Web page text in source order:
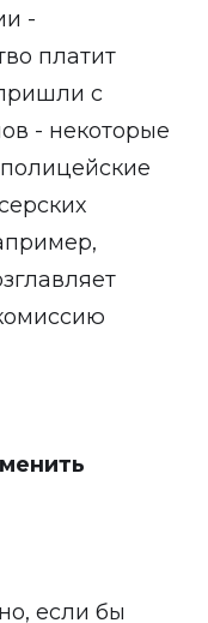
-
платит
с
- некоторые
если бы